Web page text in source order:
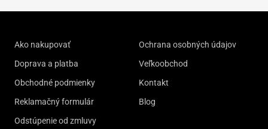
Ako nakupovať
Doprava a platba
Obchodné podmienky
Reklamačný formulár
Odstúpenie od zmluvy
Ochrana osobných údajov
Veľkoobchod
Kontakt
Blog